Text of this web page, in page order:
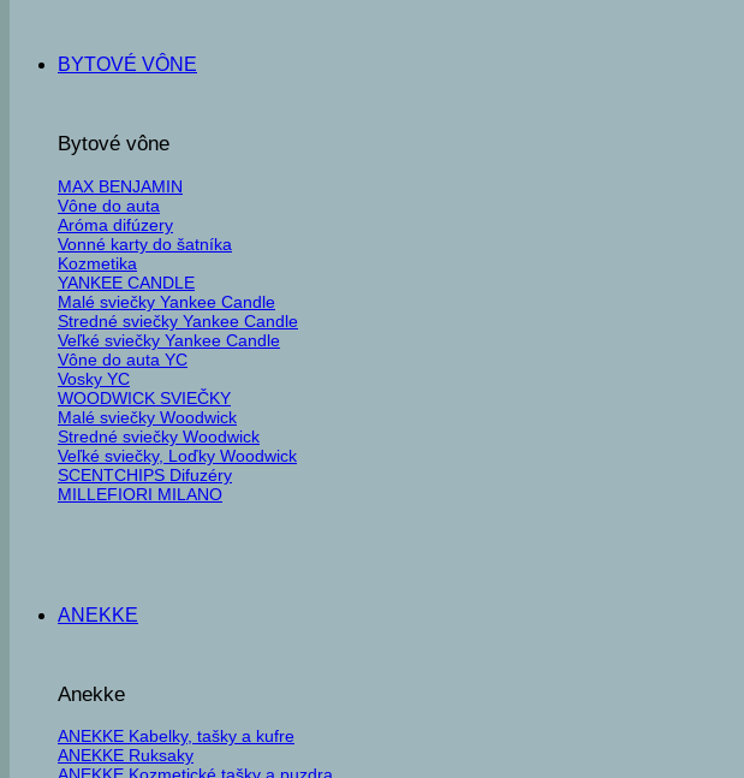
BYTOVÉ VÔNE
Bytové vône
MAX BENJAMIN
Vône do auta
Aróma difúzery
Vonné karty do šatníka
Kozmetika
YANKEE CANDLE
Malé sviečky Yankee Candle
Stredné sviečky Yankee Candle
Veľké sviečky Yankee Candle
Vône do auta YC
Vosky YC
WOODWICK SVIEČKY
Malé sviečky Woodwick
Stredné sviečky Woodwick
Veľké sviečky, Loďky Woodwick
SCENTCHIPS Difuzéry
MILLEFIORI MILANO
ANEKKE
Anekke
ANEKKE Kabelky, tašky a kufre
ANEKKE Ruksaky